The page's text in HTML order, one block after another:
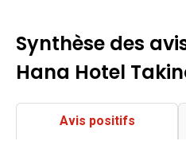
Synthèse des
Hana Hotel
Avis positifs